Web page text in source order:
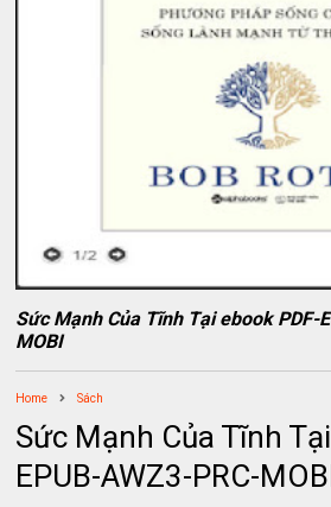
Sức Mạnh Của Tĩnh Tại ebook PDF-
MOBI
Home Sách
Sức Mạnh Của Tĩnh
EPUB-AWZ3-PRC-